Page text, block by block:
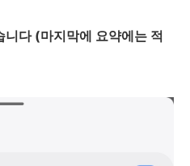
다 (마지막에 요약에는 적